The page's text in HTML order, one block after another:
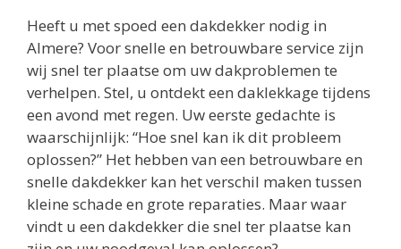
Heeft u met spoed een dakdekker nodig in
Almere? Voor snelle en betrouwbare service zijn
wij snel ter plaatse om uw dakproblemen te
verhelpen. Stel, u ontdekt een daklekkage tijdens
een avond met regen. Uw eerste gedachte is
waarschijnlijk: “Hoe snel kan ik dit probleem
oplossen?” Het hebben van een betrouwbare en
snelle dakdekker kan het verschil maken tussen
kleine schade en grote reparaties. Maar waar
vindt u een dakdekker die snel ter plaatse kan